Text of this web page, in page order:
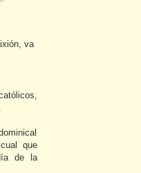
va
que
de la